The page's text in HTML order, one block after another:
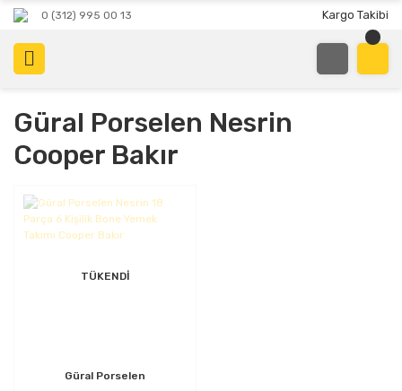
0 (312) 995 00 13 Kargo Takibi
Güral Porselen Nesrin
Cooper Bakır
TÜKENDİ
Güral Porselen